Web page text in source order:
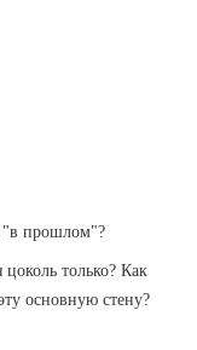
"в прошлом"?
только? Как
основную стену?